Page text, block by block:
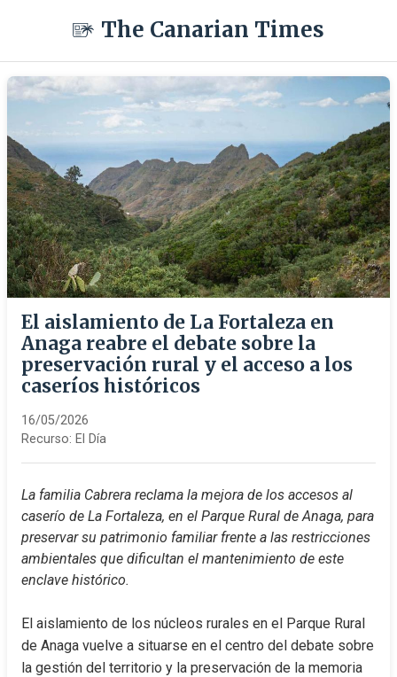
The Canarian Times
El aislamiento de La Fortaleza en
Anaga reabre el debate sobre la
preservación rural y el acceso a los
caseríos históricos
16/05/2026
Recurso: El Día
La familia Cabrera reclama la mejora de los accesos al
caserío de La Fortaleza, en el Parque Rural de Anaga, para
preservar su patrimonio familiar frente a las restricciones
ambientales que dificultan el mantenimiento de este
enclave histórico.
El aislamiento de los núcleos rurales en el Parque Rural
de Anaga vuelve a situarse en el centro del debate sobre
la gestión del territorio y la preservación de la memoria